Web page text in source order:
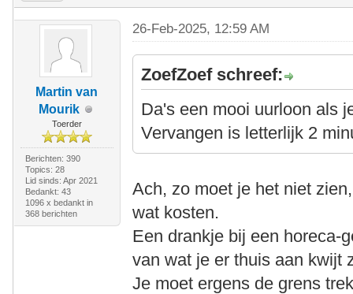
Martin van
Mourik
Toerder
Berichten: 390
Topics: 28
Lid sinds: Apr 2021
Bedankt: 43
1096 x bedankt in
368 berichten
26-Feb-2025, 12:59 AM
ZoefZoef schreef:
Da's een mooi uurloon als
Vervangen is letterlijk 2
Ach, zo moet je het niet
wat kosten.
Een drankje bij een horeca-
van wat je er thuis aan kwijt
Je moet ergens de grens